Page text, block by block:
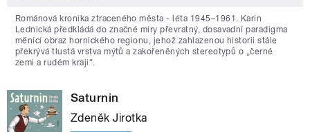
Románová kronika ztraceného města - léta 1945–1961. Karin
Lednická předkládá do značné míry převratný, dosavadní paradigma
měnící obraz hornického regionu, jehož zahlazenou historii stále
překrývá tlustá vrstva mýtů a zakořeněných stereotypů o „černé
zemi a rudém kraji“.
Saturnin
Zdeněk Jirotka